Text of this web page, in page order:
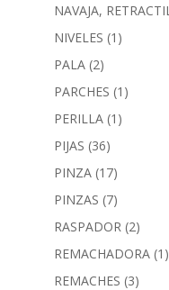
NAVAJA, RETRACTIL
NIVELES (1)
PALA (2)
PARCHES (1)
PERILLA (1)
PIJAS (36)
PINZA (17)
PINZAS (7)
RASPADOR (2)
REMACHADORA (1)
REMACHES (3)